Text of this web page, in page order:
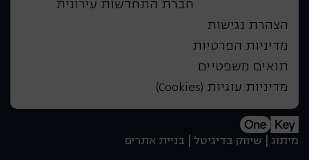
חברת התחדשות עירונית
הצהרת נגישות
מדיניות הפרטיות
תנאים משפטיים
מדיניות עוגיות (Cookies)
מיתוג | שיווק בדיגיטל | בניית אתרים